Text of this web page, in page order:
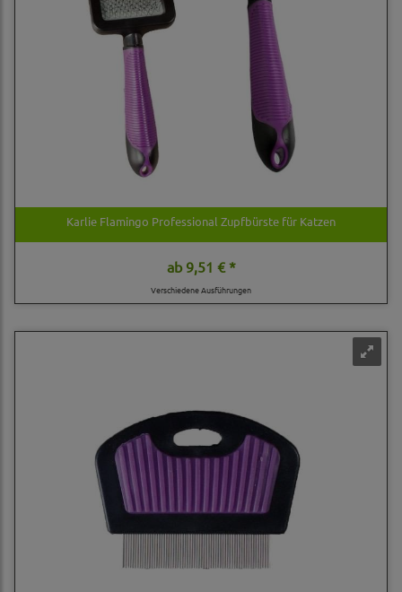
Karlie Flamingo Professional Zupfbürste für Katzen
ab9,51 € *
Verschiedene Ausführungen